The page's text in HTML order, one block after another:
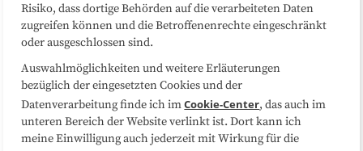
Risiko, dass dortige Behörden auf die verarbeiteten Daten
zugreifen können und die Betroffenenrechte eingeschränkt
oder ausgeschlossen sind.
Auswahlmöglichkeiten und weitere Erläuterungen
bezüglich der eingesetzten Cookies und der
Datenverarbeitung finde ich imCookie-Center, das auch im
unteren Bereich der Website verlinkt ist. Dort kann ich
meine Einwilligung auch jederzeit mit Wirkung für die